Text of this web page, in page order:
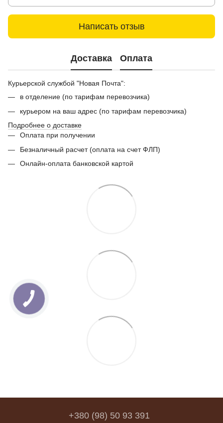
Написать отзыв
Доставка Оплата
Курьерской службой "Новая Почта":
в отделение (по тарифам перевозчика)
курьером на ваш адрес (по тарифам перевозчика)
Подробнее о доставке
Оплата при получении
Безналичный расчет (оплата на счет ФЛП)
Онлайн-оплата банковской картой
+380 (98) 50 93 391